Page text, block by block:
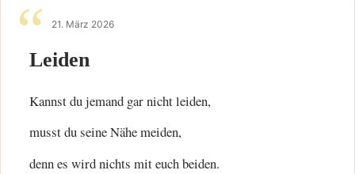
21. März 2026
Leiden
Kannst du jemand gar nicht leiden,
musst du seine Nähe meiden,
denn es wird nichts mit euch beiden.